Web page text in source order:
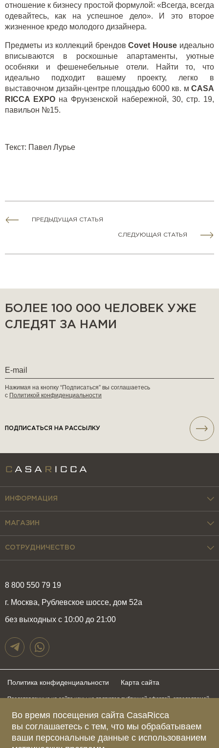
отношение к бизнесу простой формулой: «Всегда, всегда
одевайтесь, как на успешное дело». И это второе
жизненное кредо молодого дизайнера.
Предметы из коллекций брендовCovet House идеально
вписываются в роскошные апартаменты, уютные
особняки и фешенебельные отели. Найти то, что
идеально подходит вашему проекту, легко в
выставочном дизайн-центре площадью 6000 кв. м CASA
RICCA EXPO на Фрунзенской набережной, 30, стр. 19,
павильон №15.
Текст: Павел Лурье
ПРЕДЫДУЩАЯ СТАТЬЯ
СЛЕДУЮЩАЯ СТАТЬЯ
Во время посещения сайта CasaRicca
вы соглашаетесь с тем, что мы обрабатываем
ваши персональные данные с использованием
БОЛЕЕ 100 000 ЧЕЛОВЕК УЖЕ
СЛЕДЯТ ЗА НАМИ
Нажимая на кнопку “Подписаться” вы соглашаетесь
с Политикой конфиденциальности
ПОДПИСАТЬСЯ НА РАССЫЛКУ
8 800 550 79 19
г. Москва, Рублевское шоссе, дом 52а
без выходных с 10:00 до 21:00
ИНФОРМАЦИЯ
МАГАЗИН
СОТРУДНИЧЕСТВО
Политика конфиденциальности Карта сайта
Представленные на сайте цены не являются публичной офертой, определяемой
быть изменены в любое время без предупреждения. Для получения актуальной и
подробной информации о стоимости, сроках и условиях поставки просьба
обращаться к менеджерам по указанным выше телефонам